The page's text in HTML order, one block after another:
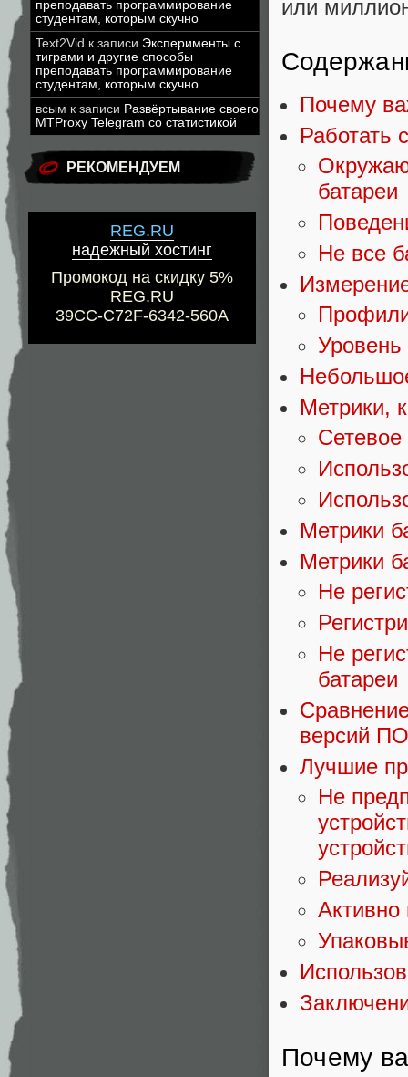
преподавать программирование
студентам, которым скучно
Text2Vid к записи Эксперименты с
тиграми и другие способы
преподавать программирование
студентам, которым скучно
всым к записи Развёртывание своего
MTProxy Telegram со статистикой
РЕКОМЕНДУЕМ
REG.RU
надежный хостинг
Промокод на скидку 5%
REG.RU
39CC-C72F-6342-560A
или
Почему
Работать
батареи
Не все
Метрики,
Сетевое
Метрики
Метрики
Не
Не
батареи
версий ПО
Лучшие
Не
Активно
Почему